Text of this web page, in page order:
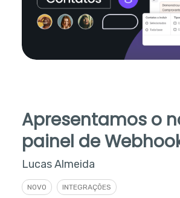
Apresentamos o
painel de
Lucas Almeida
NOVO INTEGRAÇÕES